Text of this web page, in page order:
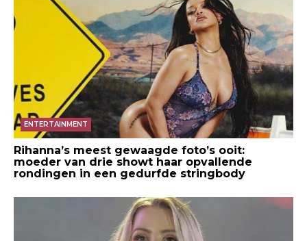
ENTERTAINMENT
Rihanna’s meest gewaagde foto’s ooit:
moeder van drie showt haar opvallende
rondingen in een gedurfde stringbody